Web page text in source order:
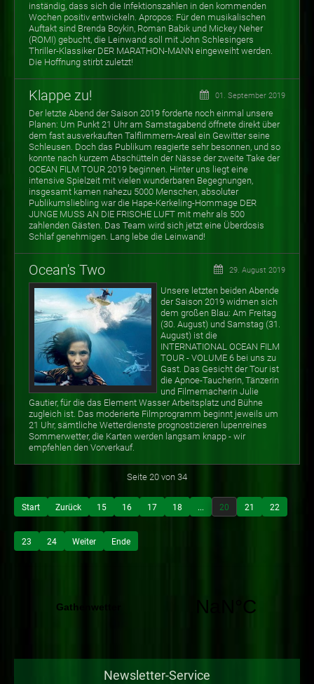
inständig, dass sich die Infektionszahlen in den kommenden
Wochen positiv entwickeln. Apropos: Für den musikalischen
Auftakt sind Brenda Boykin, Roman Babik und Mickey Neher
(ROMI) gebucht, die Leinwand soll mit John Schlesingers
Thriller-Klassiker DER MARATHON-MANN eingeweiht werden.
Die Hoffnung stirbt zuletzt!
Klappe zu! 01. September 2019
Der letzte Abend der Saison 2019 forderte noch einmal unsere
Planen: Um Punkt 21 Uhr am Samstagabend öffnete direkt über
dem fast ausverkauften Talflimmern-Areal ein Gewitter seine
Schleusen. Doch das Publikum reagierte sehr besonnen, und so
konnte nach kurzem Abschütteln der Nässe der zweite Take der
OCEAN FILM TOUR 2019 beginnen. Hinter uns liegt eine
intensive Spielzeit mit vielen wunderbaren Begegnungen,
insgesamt kamen nahezu 5000 Menschen, absoluter
Publikumsliebling war die Hape-Kerkeling-Hommage DER
JUNGE MUSS AN DIE FRISCHE LUFT mit mehr als 500
zahlenden Gästen. Das Team wird sich jetzt eine Überdosis
Schlaf genehmigen. Lang lebe die Leinwand!
Ocean's Two 29. August 2019
Unsere letzten beiden Abende
der Saison 2019 widmen sich
dem großen Blau: Am Freitag
(30. August) und Samstag (31.
August) ist die
INTERNATIONAL OCEAN FILM
TOUR - VOLUME 6 bei uns zu
Gast. Das Gesicht der Tour ist
die Apnoe-Taucherin, Tänzerin
und Filmemacherin Julie
Gautier, für die das Element Wasser Arbeitsplatz und Bühne
zugleich ist. Das moderierte Filmprogramm beginnt jeweils um
21 Uhr, sämtliche Wetterdienste prognostizieren lupenreines
Sommerwetter, die Karten werden langsam knapp - wir
empfehlen den Vorverkauf.
Seite 20 von 34
Start Zurück 15 16 17 18 ... 20 21 22
23 24 Weiter Ende
Newsletter-Service